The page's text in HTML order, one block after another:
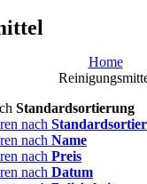
Home
Standardsortierung
nach
nach Name
nach Preis
nach Datum